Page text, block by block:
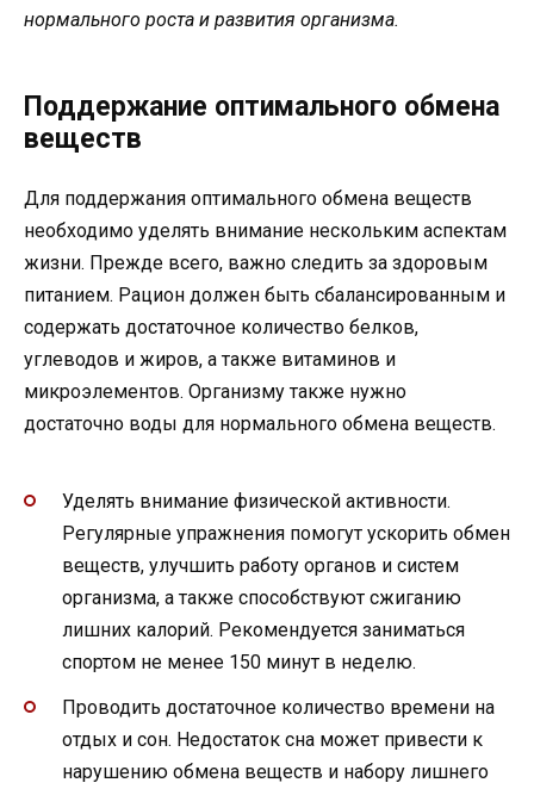
нормального роста и развития организма.
Поддержание оптимального обмена
веществ
Для поддержания оптимального обмена веществ
необходимо уделять внимание нескольким аспектам
жизни. Прежде всего, важно следить за здоровым
питанием. Рацион должен быть сбалансированным и
содержать достаточное количество белков,
углеводов и жиров, а также витаминов и
микроэлементов. Организму также нужно
достаточно воды для нормального обмена веществ.
Уделять внимание физической активности.
Регулярные упражнения помогут ускорить обмен
веществ, улучшить работу органов и систем
организма, а также способствуют сжиганию
лишних калорий. Рекомендуется заниматься
спортом не менее 150 минут в неделю.
Проводить достаточное количество времени на
отдых и сон. Недостаток сна может привести к
нарушению обмена веществ и набору лишнего